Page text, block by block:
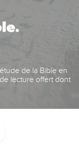
de la Bible en
lecture offert dont